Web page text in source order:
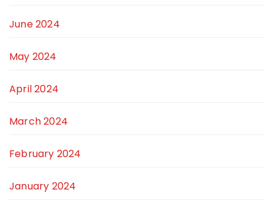
June 2024
May 2024
April 2024
March 2024
February 2024
January 2024